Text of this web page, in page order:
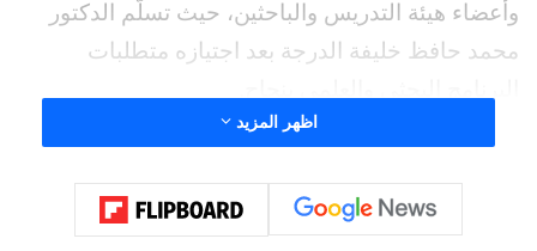
وأعضاء هيئة التدريس والباحثين، حيث تسلّم الدكتور
محمد حافظ خليفة الدرجة بعد اجتيازه متطلبات
وأعرب الدكتور محمد حافظ خليفة عن سعادته بهذا
ثمرة سنوات من الاجتهاد والعمل المتواصل والبحث
العلمي، مشيرًا إلى أن هذا النجاح ما كان ليتحقق دون
اظهر المزيد